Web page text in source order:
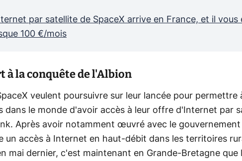
par satellite de SpaceX arrive en France, et il vous
100 €/mois
à la conquête de l'Albion
veulent poursuivre sur leur lancée pour permettre
dans le monde d'avoir accès à leur offre d'Internet par
Après avoir notamment œuvré avec le gouvernement
un accès à Internet en haut-débit dans les territoires
mai dernier, c'est maintenant en Grande-Bretagne que